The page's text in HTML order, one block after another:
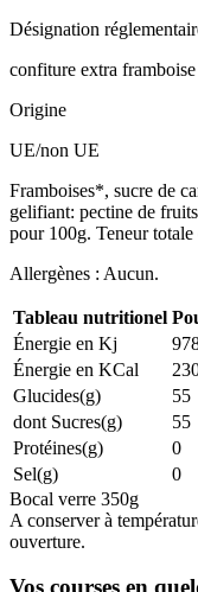
Désignation
confiture extra
Origine
UE/non UE
Framboises*, sucre de
gelifiant: pectine de
pour 100g. Teneur
Allergènes : Aucun.
Tableau nutritionel
Énergie en Kj
Énergie en KCal
Glucides(g)
55
dont Sucres(g)
55
Protéines(g)
0
Sel(g)
0
Bocal verre 350g
A conserver à
ouverture.
Vos courses en